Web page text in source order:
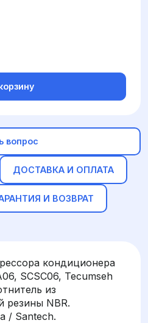
ДОСТАВКА И ОПЛАТА
И ВОЗВРАТ
кондиционера
SCSC06, Tecumseh
из
резины NBR.
/ Santech.
вопрос